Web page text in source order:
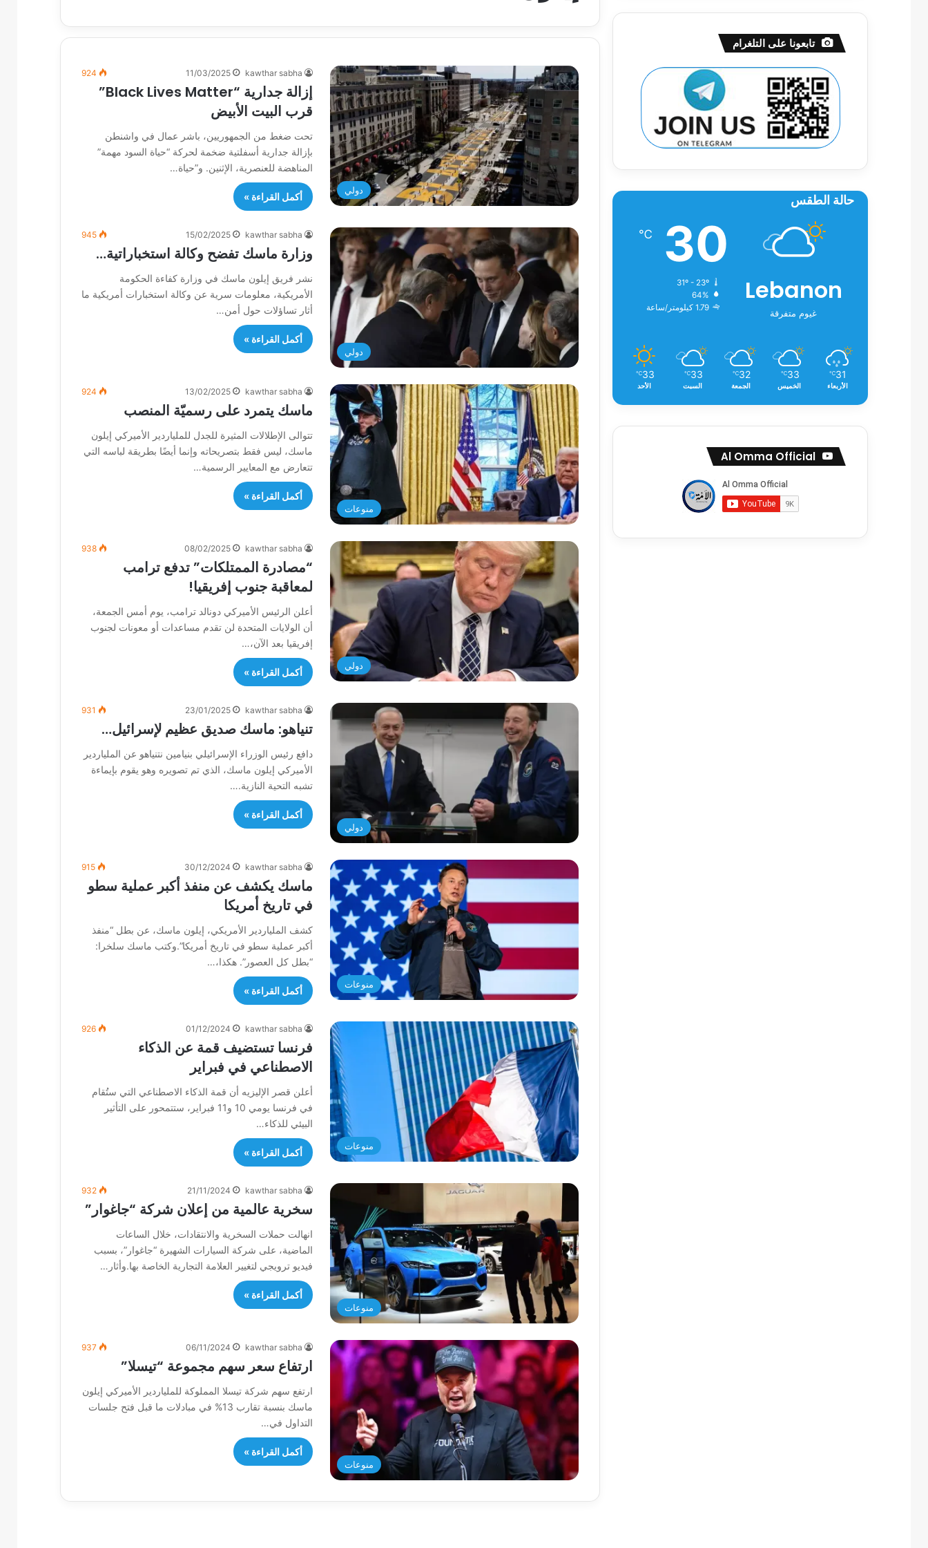
دولي
kawthar sabha
11/03/2025
924
إزالة جدارية “Black Lives Matter”
قرب البيت الأبيض
تحت ضغط من الجمهوريين، باشر عمال في واشنطن
بإزالة جدارية أسفلتية ضخمة لحركة “حياة السود مهمة”
المناهضة للعنصرية، الإثنين. و”حياة…
أكمل القراءة »
دولي
kawthar sabha
15/02/2025
945
وزارة ماسك تفضح وكالة استخباراتية…
نشر فريق إيلون ماسك في وزارة كفاءة الحكومة
الأمريكية، معلومات سرية عن وكالة استخبارات أمريكية ما
أثار تساؤلات حول أمن…
أكمل القراءة »
منوعات
kawthar sabha
13/02/2025
924
ماسك يتمرد على رسميّة المنصب
تتوالى الإطلالات المثيرة للجدل للملياردير الأميركي إيلون
ماسك، ليس فقط بتصريحاته وإنما أيضًا بطريقة لباسه التي
تتعارض مع المعايير الرسمية…
أكمل القراءة »
دولي
kawthar sabha
08/02/2025
938
“مصادرة الممتلكات” تدفع ترامب
لمعاقبة جنوب إفريقيا!
أعلن الرئيس الأميركي دونالد ترامب، يوم أمس الجمعة،
أن الولايات المتحدة لن تقدم مساعدات أو معونات لجنوب
إفريقيا بعد الآن،…
أكمل القراءة »
دولي
kawthar sabha
23/01/2025
931
تنياهو: ماسك صديق عظيم لإسرائيل…
دافع رئيس الوزراء الإسرائيلي بنيامين نتنياهو عن الملياردير
الأميركي إيلون ماسك، الذي تم تصويره وهو يقوم بإيماءة
تشبه التحية النازية.…
أكمل القراءة »
منوعات
kawthar sabha
30/12/2024
915
ماسك يكشف عن منفذ أكبر عملية سطو
في تاريخ أمريكا
كشف الملياردير الأمريكي، إيلون ماسك، عن بطل “منفذ
أكبر عملية سطو في تاريخ أمريكا”.وكتب ماسك سلخرا:
“بطل كل العصور”. هكذا،…
أكمل القراءة »
منوعات
kawthar sabha
01/12/2024
926
فرنسا تستضيف قمة عن الذكاء
الاصطناعي في فبراير
أعلن قصر الإليزيه أن قمة الذكاء الاصطناعي التي ستُقام
في فرنسا يومي 10 و11 فبراير، ستتمحور على التأثير
البيئي للذكاء…
أكمل القراءة »
منوعات
kawthar sabha
21/11/2024
932
سخرية عالمية من إعلان شركة “جاغوار”
انهالت حملات السخرية والانتقادات، خلال الساعات
الماضية، على شركة السيارات الشهيرة “جاغوار”، بسبب
فيديو ترويجي لتغيير العلامة التجارية الخاصة بها.وأثار…
أكمل القراءة »
منوعات
kawthar sabha
06/11/2024
937
ارتفاع سعر سهم مجموعة “تيسلا”
ارتفع سهم شركة تيسلا المملوكة للملياردير الأميركي إيلون
ماسك بنسبة تقارب 13% في مبادلات ما قبل فتح جلسات
التداول في…
أكمل القراءة »
تابعونا على التلغرام
حالة الطقس
Lebanon
غيوم متفرقة
30
℃
31º - 23º
64%
1.79 كيلومتر/ساعة
31
℃
الأربعاء
33
℃
الخميس
32
℃
الجمعة
33
℃
السبت
33
℃
الأحد
Al Omma Official